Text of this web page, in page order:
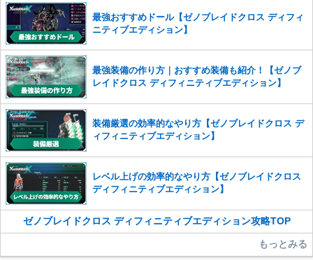
った場合は、法的措置をとらせていただく場合もございますので、あら
かじめご理解くださいませ。最強おすすめドール【ゼノブレイドクロス ディフィ
ニティブエディション】
最強装備の作り方｜おすすめ装備も紹介！【ゼノブ
レイドクロス ディフィニティブエディション】
装備厳選の効率的なやり方【ゼノブレイドクロス デ
ィフィニティブエディション】
レベル上げの効率的なやり方【ゼノブレイドクロス
ディフィニティブエディション】
ゼノブレイドクロス ディフィニティブエディション攻略TOP
もっとみる